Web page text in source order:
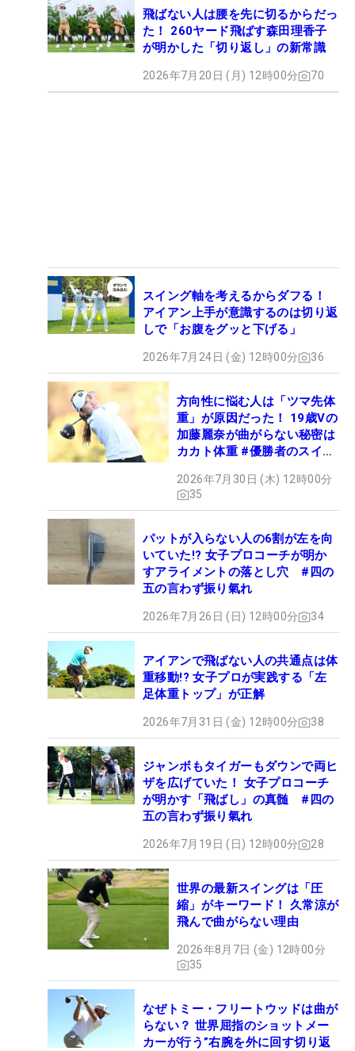
飛ばない人は腰を先に切るからだっ
た！ 260ヤード飛ばす森田理香子
が明かした「切り返し」の新常識
2026年7月20日 (月) 12時00分 70
スイング軸を考えるからダフる！
アイアン上手が意識するのは切り返
しで「お腹をグッと下げる」
2026年7月24日 (金) 12時00分 36
方向性に悩む人は「ツマ先体
重」が原因だった！ 19歳Vの
加藤麗奈が曲がらない秘密は
カカト体重 #優勝者のスイン
2026年7月30日 (木) 12時00分
35
パットが入らない人の6割が左を向
いていた!? 女子プロコーチが明か
すアライメントの落とし穴 #四の
五の言わず振り氣れ
2026年7月26日 (日) 12時00分 34
アイアンで飛ばない人の共通点は体
重移動!? 女子プロが実践する「左
足体重トップ」が正解
2026年7月31日 (金) 12時00分 38
ジャンボもタイガーもダウンで両ヒ
ザを広げていた！ 女子プロコーチ
が明かす「飛ばし」の真髄 #四の
五の言わず振り氣れ
2026年7月19日 (日) 12時00分 28
世界の最新スイングは「圧
縮」がキーワード！ 久常涼が
飛んで曲がらない理由
2026年8月7日 (金) 12時00分
35
なぜトミー・フリートウッドは曲が
らない？ 世界屈指のショットメー
カーが行う”右腕を外に回す切り返